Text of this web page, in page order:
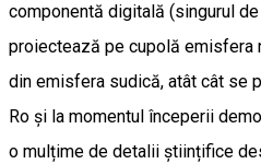
componentă digitală (singurul
proiectează pe cupolă emisfera
din emisfera sudică, atât cât se
Ro și la momentul începerii
o mulțime de detalii științifice